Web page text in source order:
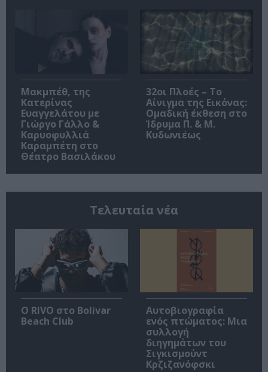
Μακμπέθ, της
Κατερίνας
Ευαγγελάτου με
Γιώργο Γάλλο &
Καρυοφυλλιά
Καραμπέτη στο
Θέατρο Βασιλάκου
32οι Πλοές – Το
Αίνιγμα της Εικόνας:
Ομαδική έκθεση στο
Ίδρυμα Π. & Μ.
Κυδωνιέως
Τελευταία νέα
Ο RIVO στο Bolivar
Beach Club
Αυτοβιογραφία
ενός πτώματος: Μια
συλλογή
διηγημάτων του
Σιγκισμούντ
Κρζιζανόφσκι